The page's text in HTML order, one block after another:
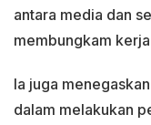
antara media dan
membungkam
Ia juga
dalam melakukan